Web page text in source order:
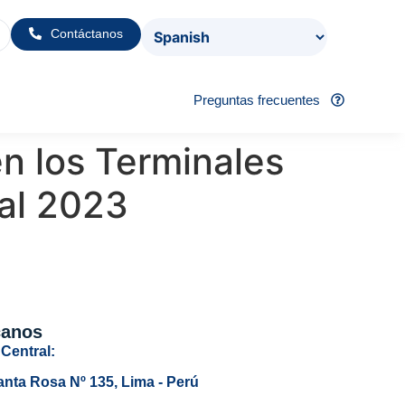
Contáctanos
Preguntas frecuentes
los Terminales
2023
Rosa Nº 135, Lima - Perú